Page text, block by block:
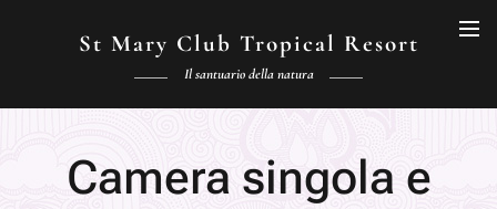
St Mary Club Tropical Resort
Il santuario della natura
Camera singola e